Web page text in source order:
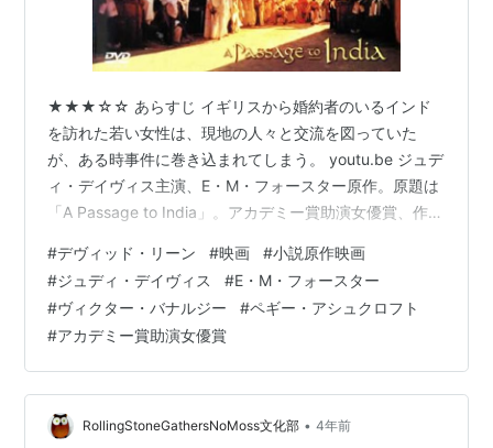
★★★☆☆ あらすじ イギリスから婚約者のいるインド
を訪れた若い女性は、現地の人々と交流を図っていた
が、ある時事件に巻き込まれてしまう。 youtu.be ジュデ
ィ・デイヴィス主演、E・M・フォースター原作。原題は
「A Passage to India」。アカデミー賞助演女優賞、作曲
らと共に異国情緒あふれるインドの景色や文化を楽しむ
ような内容となっている。また現地の人たちとの交流も
描かれてほっこりする物語なのかと思っていたら、中盤
に一気に様相が急変してしまって驚いた。 そのきっかけ
となったのが、主人公が知人のインド人医師らと訪れた
マラバー…
#デヴィッド・リーン #映画 #小説原作映画
#ジュディ・デイヴィス #E・M・フォースター
#ヴィクター・バナルジー #ペギー・アシュクロフト
#アカデミー賞助演女優賞
RollingStoneGathersNoMoss文化部 • 4年前